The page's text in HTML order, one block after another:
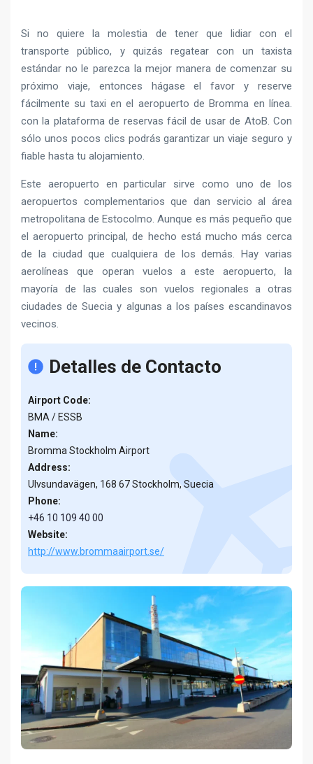
Si no quiere la molestia de tener que lidiar con el
transporte público, y quizás regatear con un taxista
estándar no le parezca la mejor manera de comenzar su
próximo viaje, entonces hágase el favor y reserve
fácilmente su taxi en el aeropuerto de Bromma en línea.
con la plataforma de reservas fácil de usar de AtoB. Con
sólo unos pocos clics podrás garantizar un viaje seguro y
fiable hasta tu alojamiento.
Este aeropuerto en particular sirve como uno de los
aeropuertos complementarios que dan servicio al área
metropolitana de Estocolmo. Aunque es más pequeño que
el aeropuerto principal, de hecho está mucho más cerca
de la ciudad que cualquiera de los demás. Hay varias
aerolíneas que operan vuelos a este aeropuerto, la
mayoría de las cuales son vuelos regionales a otras
ciudades de Suecia y algunas a los países escandinavos
vecinos.
Detalles de Contacto
Airport Code:
BMA / ESSB
Name:
Bromma Stockholm Airport
Address:
Ulvsundavägen, 168 67 Stockholm, Suecia
Phone:
+46 10 109 40 00
Website:
http://www.brommaairport.se/